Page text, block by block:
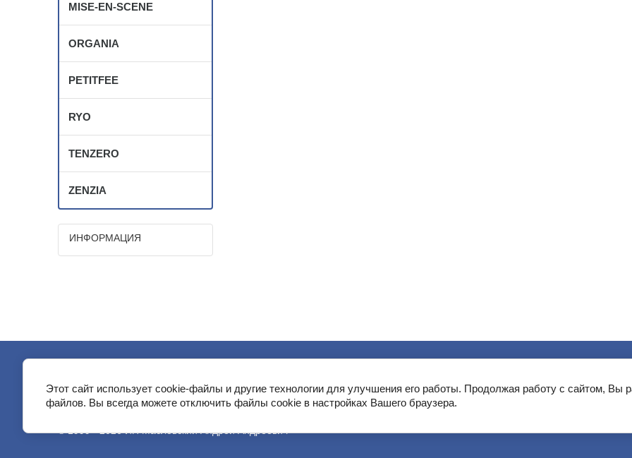
MISE-EN-SCENE
ORGANIA
PETITFEE
RYO
TENZERO
ZENZIA
ИНФОРМАЦИЯ
© 1999 - 2026 ИП Масловский Андрей Андреевич
Этот сайт использует cookie-файлы и другие технологии для улучшения его работы. Продолжая работу с сайтом, Вы
файлов. Вы всегда можете отключить файлы cookie в настройках Вашего браузера.